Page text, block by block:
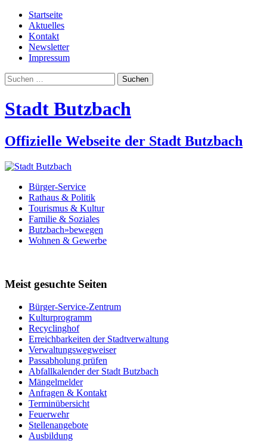
Startseite
Aktuelles
Kontakt
Newsletter
Impressum
Suchen
nach:
Stadt Butzbach
Offizielle Webseite der Stadt Butzbach
Bürger-Service
Rathaus & Politik
Tourismus & Kultur
Familie & Soziales
Butzbach»bewegen
Wohnen & Gewerbe
Meist gesuchte Seiten
Bürger-Service-Zentrum
Kulturprogramm
Recyclinghof
Erreichbarkeiten der Stadtverwaltung
Verwaltungswegweiser
Passabholung prüfen
Abfallkalender der Stadt Butzbach
Mängelmelder
Anfragen & Kontakt
Terminübersicht
Feuerwehr
Stellenangebote
Ausbildung